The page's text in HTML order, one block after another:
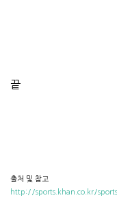
끝
출처 및 참고
http://sports.khan.co.kr/